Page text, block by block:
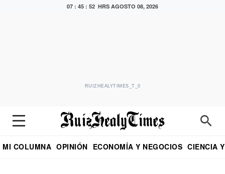
07 : 45 : 53 HRS AGOSTO 08, 2026
RUIZHEALYTIMES_T_0
MI COLUMNA OPINIÓN ECONOMÍA Y NEGOCIOS CIENCIA